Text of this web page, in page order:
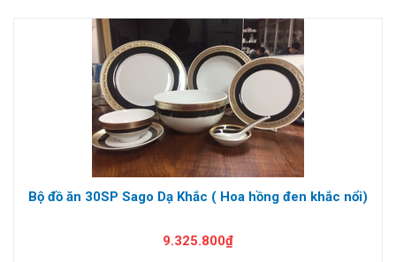
Bộ đồ ăn 30SP Sago Dạ Khắc ( Hoa hồng đen khắc nổi)
9.325.800₫